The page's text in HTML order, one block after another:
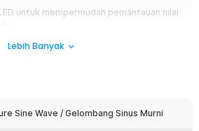
untuk mempermudah pemantauan nilai
memiliki sistem proteksi kelistrikan
padam? Power inverter mobil Taffware
Lebih Banyak
Sine Wave / Gelombang Sinus Murni